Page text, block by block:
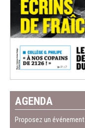
AGENDA
Proposez un événement